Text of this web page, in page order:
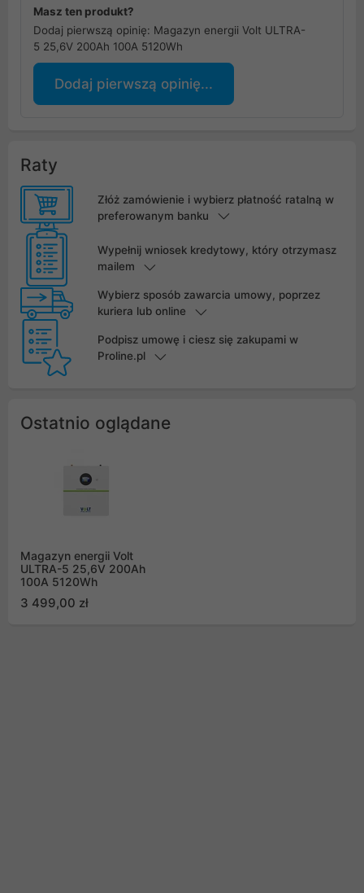
Masz ten produkt?
Dodaj pierwszą opinię: Magazyn energii Volt ULTRA-
5 25,6V 200Ah 100A 5120Wh
Dodaj pierwszą opinię...
Raty
Złóż zamówienie i wybierz płatność ratalną w
preferowanym banku
Wypełnij wniosek kredytowy, który otrzymasz
mailem
Wybierz sposób zawarcia umowy, poprzez
kuriera lub online
Podpisz umowę i ciesz się zakupami w
Proline.pl
Ostatnio oglądane
Magazyn energii Volt
ULTRA-5 25,6V 200Ah
100A 5120Wh
3 499,00 zł